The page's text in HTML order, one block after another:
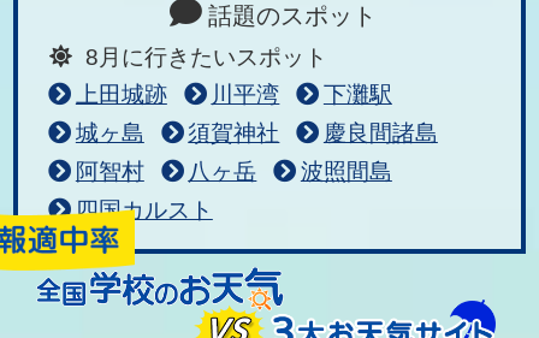
話題のスポット
8月に行きたいスポット
上田城跡
川平湾
下灘駅
城ヶ島
須賀神社
慶良間諸島
阿智村
八ヶ岳
波照間島
四国カルスト